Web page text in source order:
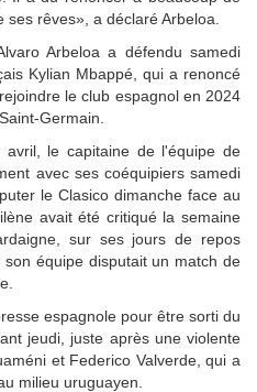
rêves», a déclaré Arbeloa.
Arbeloa a défendu samedi
Kylian Mbappé, qui a renoncé
le club espagnol en 2024
Germain.
avril, le capitaine de l'équipe de
avec ses coéquipiers samedi
le Clasico dimanche face au
avait été critiqué la semaine
sur ses jours de repos
équipe disputait un match de
espagnole pour être sorti du
jeudi, juste après une violente
et Federico Valverde, qui a
milieu uruguayen.